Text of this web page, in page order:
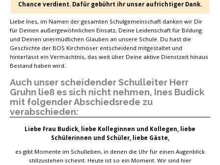
Chance verdient. Dafür gebührt ihr unser aufrichtiger Dank.
Liebe Ines, im Namen der gesamten Schulgemeinschaft danken wir Dir
für Deinen außergewöhnlichen Einsatz, Deine Leidenschaft für Bildung
und Deinen unermüdlichen Glauben an unsere Schule. Du hast die
Geschichte der BOS Kirchmöser entscheidend mitgestaltet und
hinterlässt ein Vermächtnis, das weit über Deine aktive Dienstzeit hinaus
Bestand haben wird.
Auch unser scheidender Schulleiter Herr
Gruhn ließ es sich nicht nehmen, Ines Budick
mit folgender Abschiedsrede zu
verabschieden:
Liebe Frau Budick, liebe Kolleginnen und Kollegen, liebe
Schülerinnen und Schüler, liebe Gäste,
es gibt Momente im Schulleben, in denen die Uhr für einen Augenblick
stillzustehen scheint. Heute ist so ein Moment. Wir sind hier